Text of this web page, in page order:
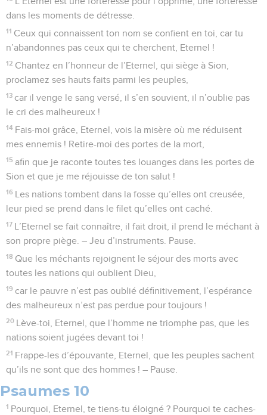
dans les moments de détresse.
11 Ceux qui connaissent ton nom se confient en toi, car tu
n’abandonnes pas ceux qui te cherchent, Eternel !
12 Chantez en l’honneur de l’Eternel, qui siège à Sion,
proclamez ses hauts faits parmi les peuples,
13 car il venge le sang versé, il s’en souvient, il n’oublie pas
le cri des malheureux !
14 Fais-moi grâce, Eternel, vois la misère où me réduisent
mes ennemis ! Retire-moi des portes de la mort,
15 afin que je raconte toutes tes louanges dans les portes de
Sion et que je me réjouisse de ton salut !
16
Les nations tombent dans la fosse qu’elles ont creusée,
leur pied se prend dans le filet qu’elles ont caché.
17
L’Eternel se fait connaître, il fait droit, il prend le méchant à
son propre piège. – Jeu d’instruments. Pause.
18 Que les méchants rejoignent le séjour des morts avec
toutes les nations qui oublient Dieu,
19 car le pauvre n’est pas oublié définitivement, l’espérance
des malheureux n’est pas perdue pour toujours !
20
Lève-toi, Eternel, que l’homme ne triomphe pas, que les
nations soient jugées devant toi !
21 Frappe-les d’épouvante, Eternel, que les peuples sachent
qu’ils ne sont que des hommes ! – Pause.
Psaumes 10
1 Pourquoi, Eternel, te tiens-tu éloigné ? Pourquoi te caches-